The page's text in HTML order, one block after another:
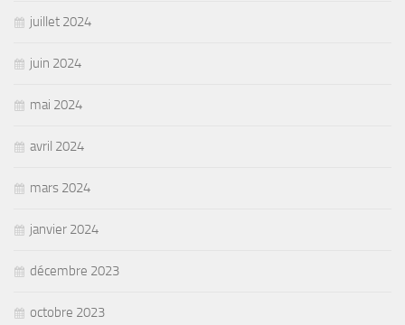
juillet 2024
juin 2024
mai 2024
avril 2024
mars 2024
janvier 2024
décembre 2023
octobre 2023